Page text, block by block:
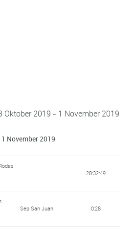
Oktober 2019 - 1 November 2019
November 2019
28:32:49
Sep San Juan 0:28